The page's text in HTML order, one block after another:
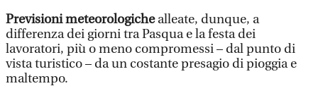
Previsioni meteorologichealleate, dunque, a
differenza dei giorni tra Pasqua e la festa dei
lavoratori, più o meno compromessi – dal punto di
vista turistico – da un costante presagio di pioggia e
maltempo.